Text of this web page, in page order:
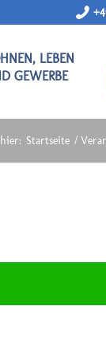
LEBEN
GEWERBE
Startseite /